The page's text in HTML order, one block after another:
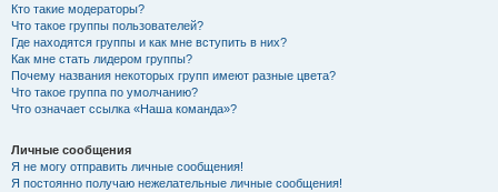
Кто такие модераторы?
Что такое группы пользователей?
Где находятся группы и как мне вступить в них?
Как мне стать лидером группы?
Почему названия некоторых групп имеют разные цвета?
Что такое группа по умолчанию?
Что означает ссылка «Наша команда»?
Личные сообщения
Я не могу отправить личные сообщения!
Я постоянно получаю нежелательные личные сообщения!